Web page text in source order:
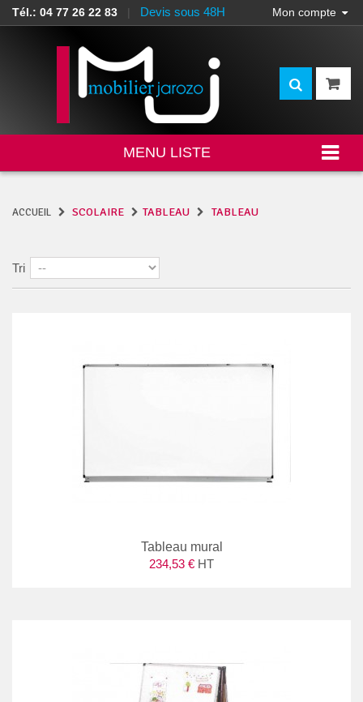
Tél.: 04 77 26 22 83 | Devis sous 48H Mon compte
MENU LISTE
ACCUEIL SCOLAIRE TABLEAU TABLEAU
Tri
Tableau mural
234,53 € HT